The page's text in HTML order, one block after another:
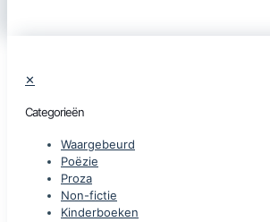
✕
Categorieën
Waargebeurd
Poëzie
Proza
Non-fictie
Kinderboeken